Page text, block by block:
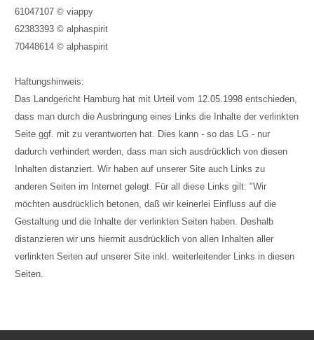
61047107 © viappy
62383393 © alphaspirit
70448614 © alphaspirit
Haftungshinweis:
Das Landgericht Hamburg hat mit Urteil vom 12.05.1998 entschieden,
dass man durch die Ausbringung eines Links die Inhalte der verlinkten
Seite ggf. mit zu verantworten hat. Dies kann - so das LG - nur
dadurch verhindert werden, dass man sich ausdrücklich von diesen
Inhalten distanziert. Wir haben auf unserer Site auch Links zu
anderen Seiten im Internet gelegt. Für all diese Links gilt: "Wir
möchten ausdrücklich betonen, daß wir keinerlei Einfluss auf die
Gestaltung und die Inhalte der verlinkten Seiten haben. Deshalb
distanzieren wir uns hiermit ausdrücklich von allen Inhalten aller
verlinkten Seiten auf unserer Site inkl. weiterleitender Links in diesen
Seiten.